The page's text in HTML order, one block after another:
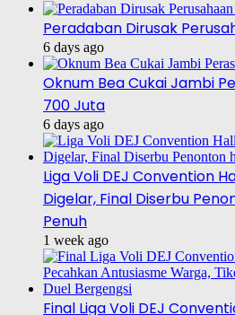
Peradaban Dirusak
6 days ago
Oknum Bea Cukai Jambi
700 Juta
6 days ago
Liga Voli DEJ Convention
Digelar, Final Diserbu
Penuh
1 week ago
Final Liga Voli DEJ